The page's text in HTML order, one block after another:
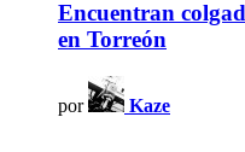
Encuentran
en Torreón
por Kaze